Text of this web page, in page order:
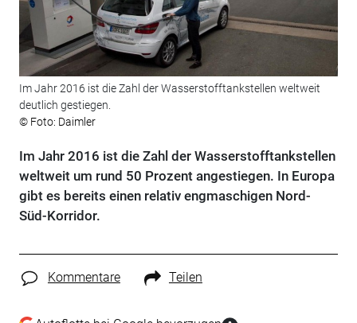
Im Jahr 2016 ist die Zahl der Wasserstofftankstellen weltweit
deutlich gestiegen.
© Foto: Daimler
Im Jahr 2016 ist die Zahl der Wasserstofftankstellen
weltweit um rund 50 Prozent angestiegen. In Europa
gibt es bereits einen relativ engmaschigen Nord-
Süd-Korridor.
Kommentare Teilen